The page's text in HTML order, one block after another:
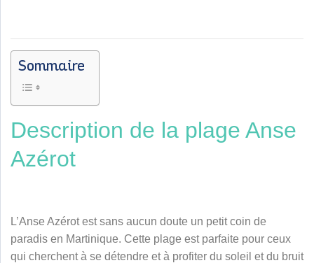
Sommaire
Description de la plage Anse
Azérot
L’Anse Azérot est sans aucun doute un petit coin de
paradis en Martinique. Cette plage est parfaite pour ceux
qui cherchent à se détendre et à profiter du soleil et du bruit